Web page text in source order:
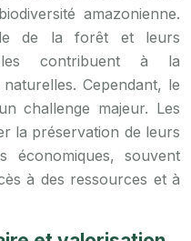
amazonienne.
de la forêt et leurs
contribuent à la
Cependant, le
challenge majeur. Les
la préservation de leurs
économiques, souvent
à des ressources et à